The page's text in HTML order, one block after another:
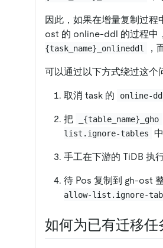
因此，如果在增量复制过程
ost 的 online-ddl 的过程中
{task_name}_onlineddl
，
可以通过以下方式绕过这个
取消 task 的 online-
把 _{table_name}_gho
list.ignore-tables
中
手工在下游的 TiDB 执
待 Pos 复制到 gh-ost
allow-list.ignore-
如何为已有迁移任